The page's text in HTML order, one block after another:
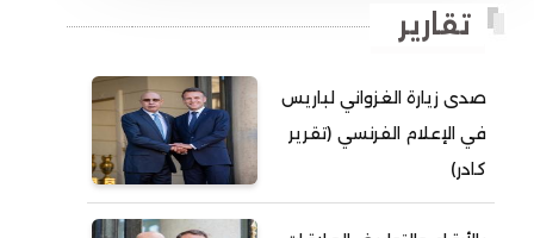
أحمد بداه
أحمد زيدان ولد محمد محمود
أحمد سالم بكار
أحمد سالم ولد بده
تقارير
صدى زيارة الغزواني لباريس
في الإعلام الفرنسي (تقرير
كادر)